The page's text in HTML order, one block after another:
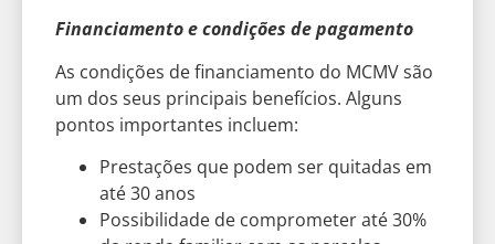
Financiamento e condições de pagamento
As condições de financiamento do MCMV são
um dos seus principais benefícios. Alguns
pontos importantes incluem:
Prestações que podem ser quitadas em
até 30 anos
Possibilidade de comprometer até 30%